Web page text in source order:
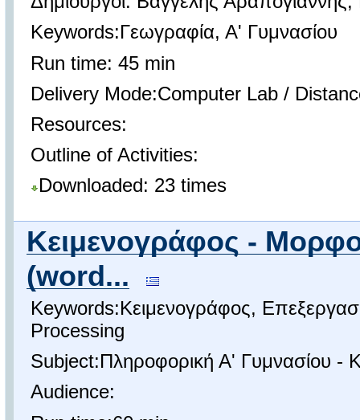
Keywords:Γεωγραφία, Α' Γυμνασίου
Run time: 45 min
Delivery Mode:Computer Lab /
Resources:
Outline of Activities:
Downloaded: 23 times
Κειμενογράφος -
(word...
Keywords:Κειμενογράφος,
Processing
Subject:Πληροφορική Α' Γυμνασίου -
Audience: